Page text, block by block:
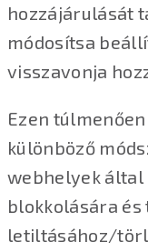
hozzájárulását
módosítsa
visszavonja
Ezen
különböző
webhelyek által
blokkolására
letiltásához/